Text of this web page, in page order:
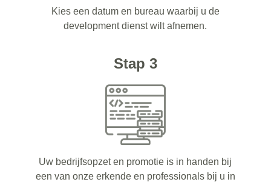
Kies een datum en bureau waarbij u de
development dienst wilt afnemen.
Stap 3
Uw bedrijfsopzet en promotie is in handen bij
een van onze erkende en professionals bij u in